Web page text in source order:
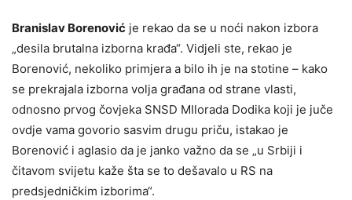
Branislav Borenović je rekao da se u noći nakon izbora
„desila brutalna izborna krađa“. Vidjeli ste, rekao je
Borenović, nekoliko primjera a bilo ih je na stotine – kako
se prekrajala izborna volja građana od strane vlasti,
odnosno prvog čovjeka SNSD MIlorada Dodika koji je juče
ovdje vama govorio sasvim drugu priču, istakao je
Borenović i aglasio da je janko važno da se „u Srbiji i
čitavom svijetu kaže šta se to dešavalo u RS na
predsjedničkim izborima“.